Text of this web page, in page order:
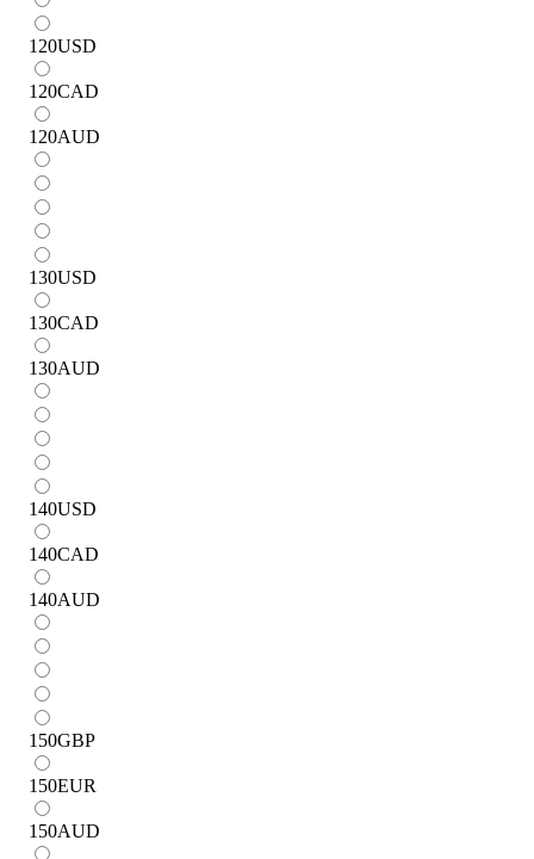
120USD
120CAD
120AUD
130USD
130CAD
130AUD
140USD
140CAD
140AUD
150GBP
150EUR
150AUD